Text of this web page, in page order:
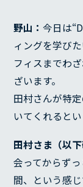
野山：今日は
ィングを学び
フィスまでわ
ざいます。
田村さんが特
いてくれると
田村さま（以下
会ってからず
間、という感